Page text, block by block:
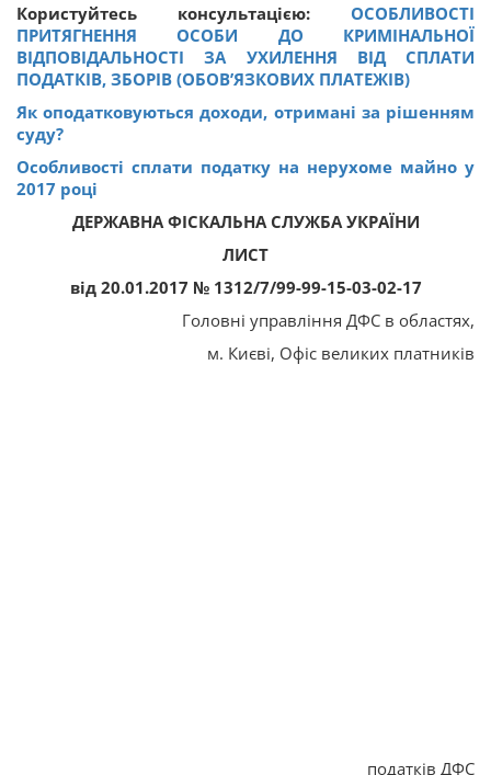
Користуйтесь консультацією: ОСОБЛИВОСТІ
ПРИТЯГНЕННЯ ОСОБИ ДО КРИМІНАЛЬНОЇ
ВІДПОВІДАЛЬНОСТІ ЗА УХИЛЕННЯ ВІД СПЛАТИ
ПОДАТКІВ, ЗБОРІВ (ОБОВ’ЯЗКОВИХ ПЛАТЕЖІВ)
Як оподатковуються доходи, отримані за рішенням
суду?
Особливості сплати податку на нерухоме майно у
2017 році
ДЕРЖАВНА ФІСКАЛЬНА СЛУЖБА УКРАЇНИ
ЛИСТ
від 20.01.2017 № 1312/7/99-99-15-03-02-17
Головні управління ДФС в областях,
м. Києві, Офіс великих платників
податків ДФС